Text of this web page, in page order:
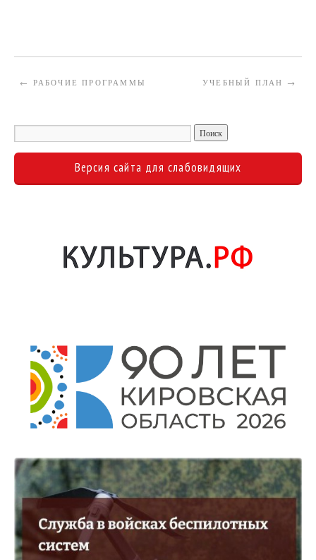
← РАБОЧИЕ ПРОГРАММЫ УЧЕБНЫЙ ПЛАН →
Версия сайта для слабовидящих